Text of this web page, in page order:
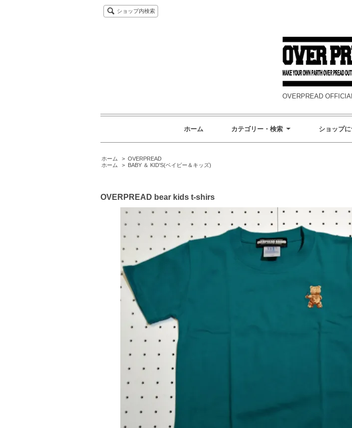
ショップ内検索
OVERPREAD
ホーム カテゴリー・検索 ショップ
ホーム > OVERPREAD
ホーム
> BABY ＆ KID'S(ベイビー＆キッズ)
OVERPREAD bear kids t-shirs